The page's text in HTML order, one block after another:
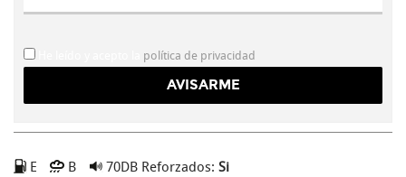
política de privacidad
E B 70DB Reforzados: Si